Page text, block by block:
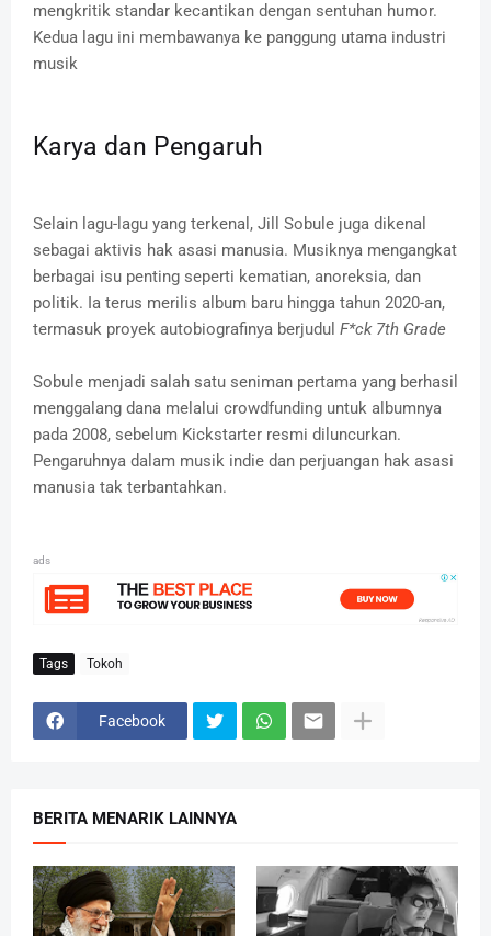
mengkritik standar kecantikan dengan sentuhan humor.
Kedua lagu ini membawanya ke panggung utama industri
musik
Karya dan Pengaruh
Selain lagu-lagu yang terkenal, Jill Sobule juga dikenal
sebagai aktivis hak asasi manusia. Musiknya mengangkat
berbagai isu penting seperti kematian, anoreksia, dan
politik. Ia terus merilis album baru hingga tahun 2020-an,
termasuk proyek autobiografinya berjudul F*ck 7th Grade
Sobule menjadi salah satu seniman pertama yang berhasil
menggalang dana melalui crowdfunding untuk albumnya
pada 2008, sebelum Kickstarter resmi diluncurkan.
Pengaruhnya dalam musik indie dan perjuangan hak asasi
manusia tak terbantahkan.
ads
Tags Tokoh
Facebook
BERITA MENARIK LAINNYA